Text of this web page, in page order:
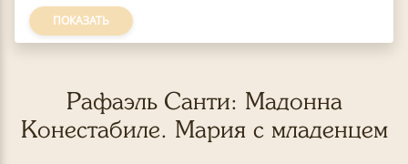
ПОКАЗАТЬ
Рафаэль Санти: Мадонна
Конестабиле. Мария с младенцем